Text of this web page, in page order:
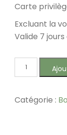
Carte
Excluant la
Valide 7
Catégorie :